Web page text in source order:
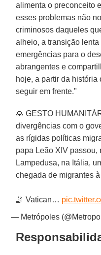
alimenta o preconceito
esses problemas não
criminosos daqueles
alheio, a transição
emergências para o
abrangentes e
hoje, a partir da
seguir em frente."
🙏 GESTO
divergências com o
as rígidas políticas
papa Leão XIV passou,
Lampedusa, na Itália,
chegada de migrantes
🤳 Vatican…
— Metrópoles